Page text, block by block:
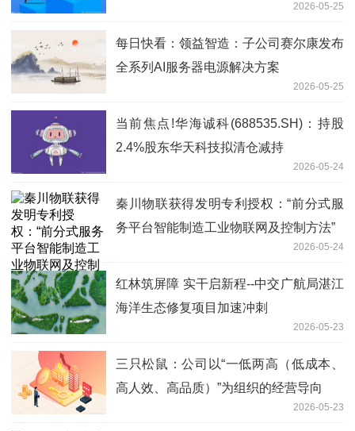
2026-05-25
每日快看：领益智造：子公司赛尔康发布
全系列AI服务器电源解决方案
2026-05-25
当前焦点!华海诚科(688535.SH)：持股
2.4%股东华天科技拟清仓减持
2026-05-24
秦川物联获得发明专利授权：“前分式服
务平台智能制造工业物联网及控制方法”
2026-05-24
红林筑屏障 实干启新程--中交广航局湛江
海洋生态修复项目加速冲刺
2026-05-23
三只松鼠：公司以“一低两高（低成本、
高人效、高品质）”为组织的经营导向
2026-05-23